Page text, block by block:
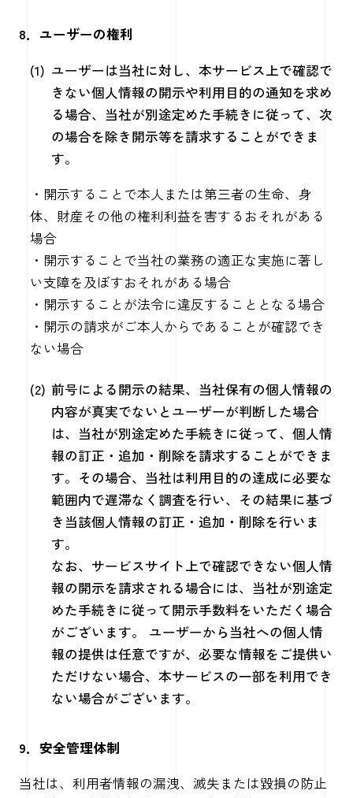
8．ユーザーの権利
ユーザーは当社に対し、本サービス上で確認で
きない個人情報の開示や利用目的の通知を求め
る場合、当社が別途定めた手続きに従って、次
の場合を除き開示等を請求することができま
す。
・開示することで本人または第三者の生命、身
体、財産その他の権利利益を害するおそれがある
場合
・開示することで当社の業務の適正な実施に著し
い支障を及ぼすおそれがある場合
・開示することが法令に違反することとなる場合
・開示の請求がご本人からであることが確認でき
ない場合
前号による開示の結果、当社保有の個人情報の
内容が真実でないとユーザーが判断した場合
は、当社が別途定めた手続きに従って、個人情
報の訂正・追加・削除を請求することができま
す。その場合、当社は利用目的の達成に必要な
範囲内で遅滞なく調査を行い、その結果に基づ
き当該個人情報の訂正・追加・削除を行いま
す。
なお、サービスサイト上で確認できない個人情
報の開示を請求される場合には、当社が別途定
めた手続きに従って開示手数料をいただく場合
がございます。 ユーザーから当社への個人情
報の提供は任意ですが、必要な情報をご提供い
ただけない場合、本サービスの一部を利用でき
ない場合がございます。
9．安全管理体制
当社は、利用者情報の漏洩、滅失または毀損の防止